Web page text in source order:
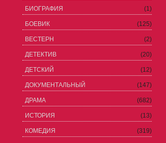
БИОГРАФИЯ (1)
БОЕВИК (125)
ВЕСТЕРН (2)
ДЕТЕКТИВ (20)
ДЕТСКИЙ (12)
ДОКУМЕНТАЛЬНЫЙ (147)
ДРАМА (682)
ИСТОРИЯ (13)
КОМЕДИЯ (319)